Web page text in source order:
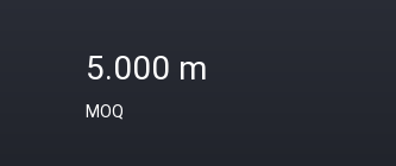
5.000 m
MOQ